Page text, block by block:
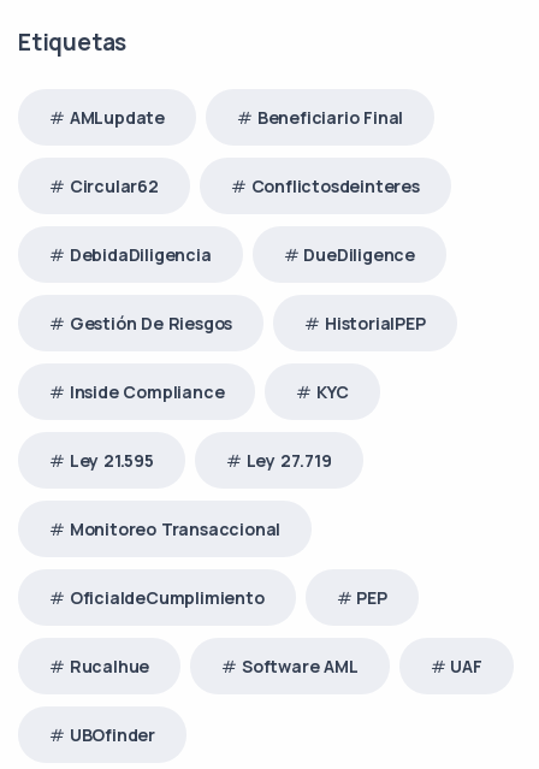
Etiquetas
AMLupdate Beneficiario Final
Circular62 Conflictosdeinteres
DebidaDiligencia DueDiligence
Gestión De Riesgos HistorialPEP
Inside Compliance KYC
Ley 21.595 Ley 27.719
Monitoreo Transaccional
OficialdeCumplimiento PEP
Rucalhue Software AML UAF
UBOfinder